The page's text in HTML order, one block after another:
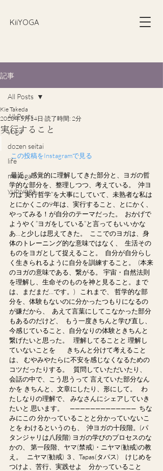
​KiiYOGA
記事
All Posts
yoga
dozen seitai
life
meyoga
yubiyoga
All Posts
実行すること
Kie Takeda
2020年5月14日 読了時間: 2分
この投稿をInstagramで見る
最近、感覚的に理解してきた部分と、ヨガの哲
学的な部分を、整理しつつ、考えている。﻿ ﻿ 沖ヨ
ガは”実行哲学”を大事にしていて、未熟者な私は
とにかくこの9年は、実行すること、とにかく、
やってみる！が自分のテーマだった。﻿ ﻿ おかげで
ようやく”ヨガをしている”と言ってもいいかな
あ…と少しは思えてきた。﻿ ﻿ ここでのヨガは、身
体のトレーニング的な意味ではなく、﻿ ﻿ 生活その
ものをヨガとして捉えること。﻿ ﻿ 自分が自分らし
く生きられるように自分を訓練すること。﻿ ﻿ (本来
のヨガの意味である、繋がる。﻿ 宇宙・自然法則
を理解し、生命そのものを神と見ること。まで
は、まだまだ…です。)﻿ ﻿ ﻿ これまで、﻿ 哲学的な部
分を、体験もないのに分かったつもりになるの
が嫌だから、﻿ ﻿ あえて言葉にしてこなかった部分
もあるのだけど、﻿ ﻿ もう一度きちんと学び直し、
今感じていること、自分なりの体験ときちんと
繋げたいと思った。﻿ ﻿ ﻿ 理解してることと﻿ 理解し
ていないことを　﻿ ﻿ ﻿ きちんと分けて考えること
は、﻿ むやみやたらに不安を感じなくなるための
コツだったりする。﻿ ﻿ ﻿ 質問していただいたり、﻿
会話の中で、こう思うって﻿ 言えていた部分なん
かを﻿ きちんと、文章にしたり、形にして。﻿ ﻿ ﻿ わ
たしなりの理解で、﻿ みなさんにシェアしていき
たいと﻿ 思います。﻿ ﻿ ﻿ ﻿ —————————————﻿ ﻿ ちな
みにこの﻿ 分かっていることと分かっていないこ
とを﻿ わけるというのも、﻿ ﻿ 沖ヨガの十段階。(パ
タンジャリは八段階)﻿ ヨガの学びのプロセスのな
かの、﻿ 第一段階、ヤマ(禁戒)・ニヤマ(勧戒)の教
え。﻿ ﻿ ﻿ ニヤマ(勧戒)﻿ ３、Tapas(タパス)　けじめを
つけよ、苦行、実践せよ　分かっていること